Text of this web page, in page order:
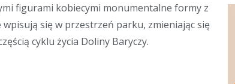
figurami kobiecymi monumentalne formy z
się w przestrzeń parku, zmieniając się
cyklu życia Doliny Baryczy.